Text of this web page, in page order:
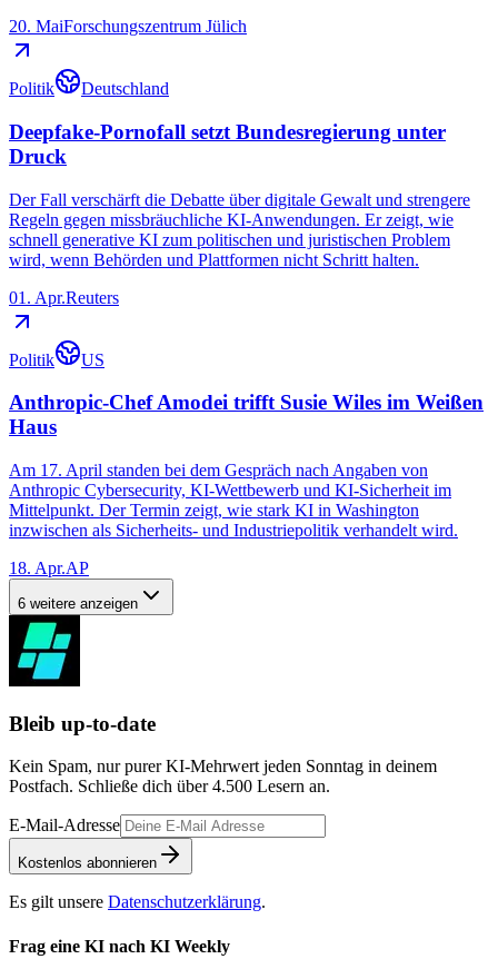
20. MaiForschungszentrum Jülich
Politik Deutschland
Deepfake-Pornofall setzt Bundesregierung unter
Druck
Der Fall verschärft die Debatte über digitale Gewalt und strengere
Regeln gegen missbräuchliche KI-Anwendungen. Er zeigt, wie
schnell generative KI zum politischen und juristischen Problem
wird, wenn Behörden und Plattformen nicht Schritt halten.
01. Apr.Reuters
Politik US
Anthropic-Chef Amodei trifft Susie Wiles im Weißen
Haus
Am 17. April standen bei dem Gespräch nach Angaben von
Anthropic Cybersecurity, KI-Wettbewerb und KI-Sicherheit im
Mittelpunkt. Der Termin zeigt, wie stark KI in Washington
inzwischen als Sicherheits- und Industriepolitik verhandelt wird.
18. Apr.AP
6 weitere anzeigen
Bleib up-to-date
Kein Spam, nur purer KI-Mehrwert jeden Sonntag in deinem
Postfach. Schließe dich über4.500 Lesern an.
E-Mail-Adresse
Kostenlos abonnieren
Es gilt unsere Datenschutzerklärung.
Frag eine KI nach KI Weekly